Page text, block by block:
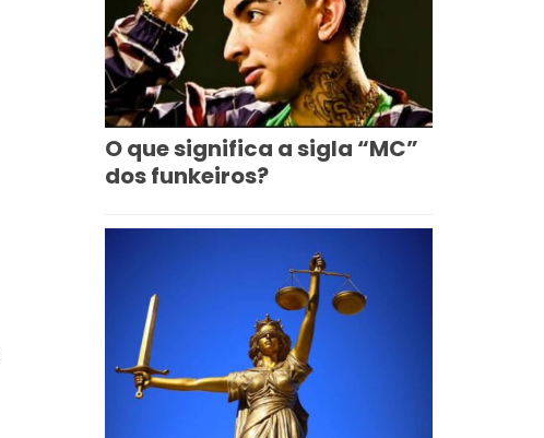
O que significa a sigla “MC”
dos funkeiros?